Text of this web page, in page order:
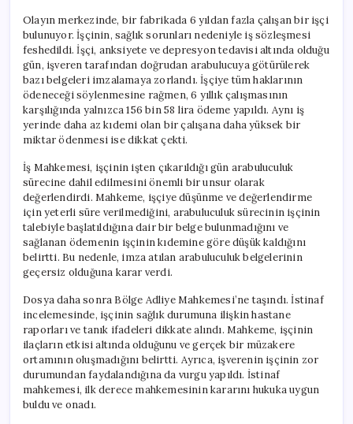
Olayın merkezinde, bir fabrikada 6 yıldan fazla çalışan bir işçi
bulunuyor. İşçinin, sağlık sorunları nedeniyle iş sözleşmesi
feshedildi. İşçi, anksiyete ve depresyon tedavisi altında olduğu
gün, işveren tarafından doğrudan arabulucuya götürülerek
bazı belgeleri imzalamaya zorlandı. İşçiye tüm haklarının
ödeneceği söylenmesine rağmen, 6 yıllık çalışmasının
karşılığında yalnızca 156 bin 58 lira ödeme yapıldı. Aynı iş
yerinde daha az kıdemi olan bir çalışana daha yüksek bir
miktar ödenmesi ise dikkat çekti.
İş Mahkemesi, işçinin işten çıkarıldığı gün arabuluculuk
sürecine dahil edilmesini önemli bir unsur olarak
değerlendirdi. Mahkeme, işçiye düşünme ve değerlendirme
için yeterli süre verilmediğini, arabuluculuk sürecinin işçinin
talebiyle başlatıldığına dair bir belge bulunmadığını ve
sağlanan ödemenin işçinin kıdemine göre düşük kaldığını
belirtti. Bu nedenle, imza atılan arabuluculuk belgelerinin
geçersiz olduğuna karar verdi.
Dosya daha sonra Bölge Adliye Mahkemesi’ne taşındı. İstinaf
incelemesinde, işçinin sağlık durumuna ilişkin hastane
raporları ve tanık ifadeleri dikkate alındı. Mahkeme, işçinin
ilaçların etkisi altında olduğunu ve gerçek bir müzakere
ortamının oluşmadığını belirtti. Ayrıca, işverenin işçinin zor
durumundan faydalandığına da vurgu yapıldı. İstinaf
mahkemesi, ilk derece mahkemesinin kararını hukuka uygun
buldu ve onadı.